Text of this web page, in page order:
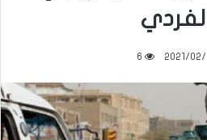
2021/02/
6